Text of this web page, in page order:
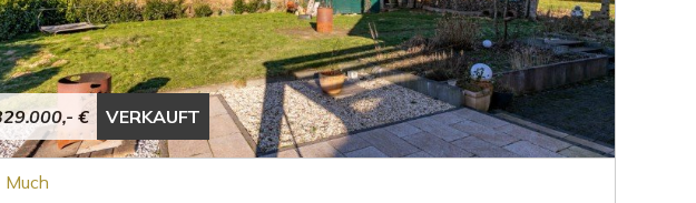
€ VERKAUFT
Much